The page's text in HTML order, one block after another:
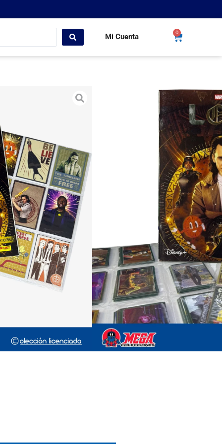
Mi Cuenta
0
la editorial Panini (9/10).
de cards.